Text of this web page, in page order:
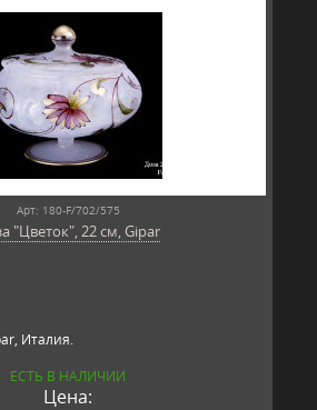
Арт: 180-F/702/575
"Цветок", 22 см, Gipar
Италия.
ЕСТЬ В НАЛИЧИИ
Цена: